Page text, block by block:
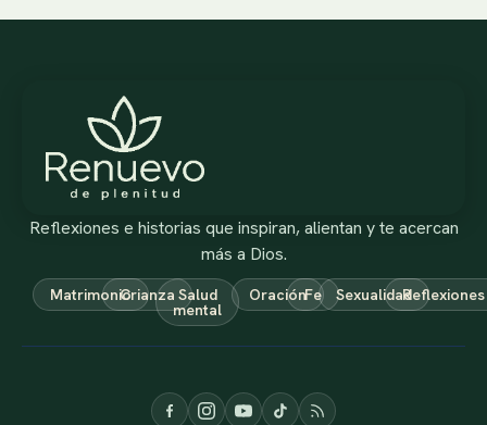
Reflexiones e historias que inspiran, alientan y te acercan
más a Dios.
MatrimonioCrianza Salud
mental
OraciónFe SexualidadReflexiones